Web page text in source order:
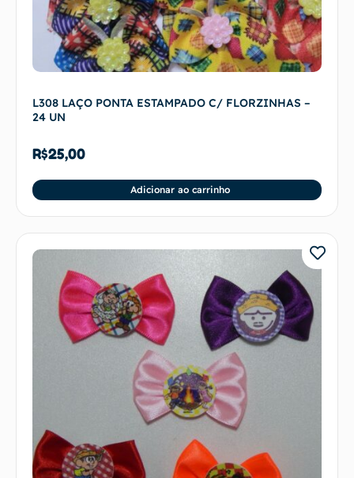
L308 LAÇO PONTA ESTAMPADO C/ FLORZINHAS –
24 UN
R$25,00
Adicionar ao carrinho